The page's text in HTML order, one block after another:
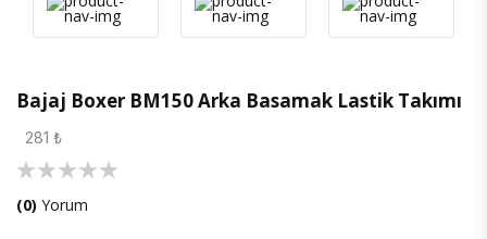
Bajaj Boxer BM150 Arka Basamak Lastik Takımı
281 ₺
(0) Yorum